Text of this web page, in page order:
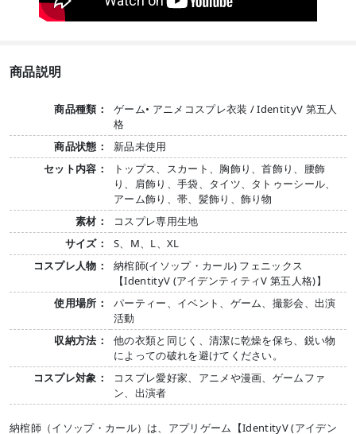
商品説明
商品種類：
ゲーム• アニメコスプレ衣装 / IdentityV 第五人
格
商品状態：
新品未使用
セット内容：
トップス、スカート、胸飾り、首飾り、腰飾
り、肩飾り、手袋、タイツ、タトゥーシール、
アーム飾り、帯、髪飾り、飾り物
素材：
コスプレ専用生地
サイズ：
S、M、L、XL
コスプレ人物：
納棺師(イソップ・カール) フェニックス
【IdentityV (アイデンティティV 第五人格)】
使用場所：
パーティー、イベント、ゲーム、撮影会、出演
活動
収納方法：
他の衣類と同じく、清潔に乾燥を保ち、鋭い物
によっての破れを避けてください。
コスプレ対象：
コスプレ愛好家、アニメや漫画、ゲームファ
ン、出演者
納棺師（イソップ・カール）は、アプリゲーム【IdentityV (アイデン